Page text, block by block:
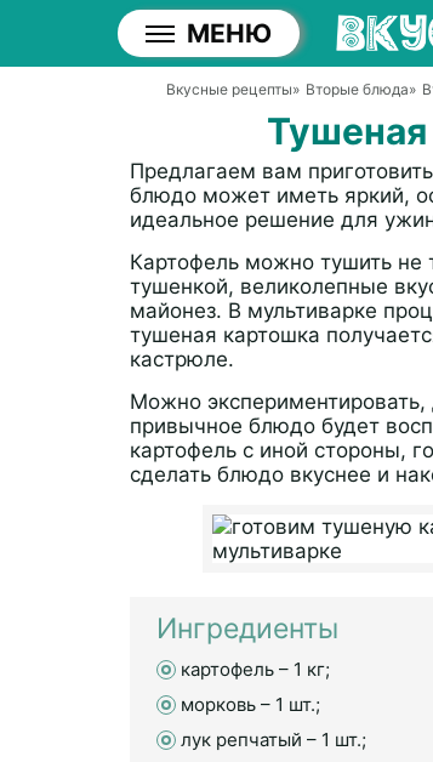
МЕНЮ
Вкусные рецепты» Вторые блюда»
Тушеная
Предлагаем вам
блюдо может иметь яркий,
идеальное решение для
Картофель можно тушить не
тушенкой, великолепные
майонез. В мультиварке
тушеная картошка
кастрюле.
Можно экспериментировать,
привычное блюдо будет
картофель с иной стороны,
сделать блюдо вкуснее и
Ингредиенты
картофель – 1 кг;
морковь – 1 шт.;
лук репчатый – 1 шт.;